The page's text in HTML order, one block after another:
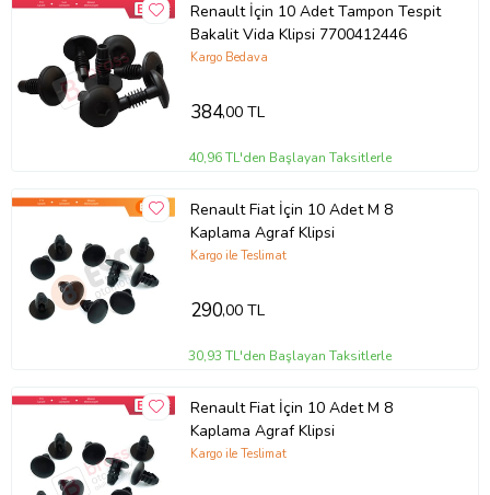
Renault İçin 10 Adet Tampon Tespit
Bakalit Vida Klipsi 7700412446
Kargo Bedava
384,00 TL
40,96 TL'den Başlayan Taksitlerle
Renault Fiat İçin 10 Adet M 8
Kaplama Agraf Klipsi
Kargo ile Teslimat
290,00 TL
30,93 TL'den Başlayan Taksitlerle
Renault Fiat İçin 10 Adet M 8
Kaplama Agraf Klipsi
Kargo ile Teslimat